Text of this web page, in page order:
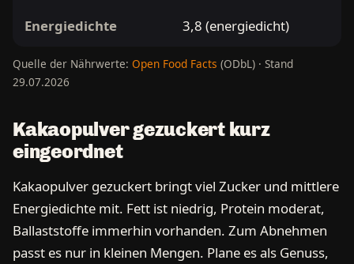
Energiedichte 3,8 (energiedicht)
Quelle der Nährwerte: Open Food Facts (ODbL) · Stand
29.07.2026
Kakaopulver gezuckert kurz
eingeordnet
Kakaopulver gezuckert bringt viel Zucker und mittlere
Energiedichte mit. Fett ist niedrig, Protein moderat,
Ballaststoffe immerhin vorhanden. Zum Abnehmen
passt es nur in kleinen Mengen. Plane es als Genuss,